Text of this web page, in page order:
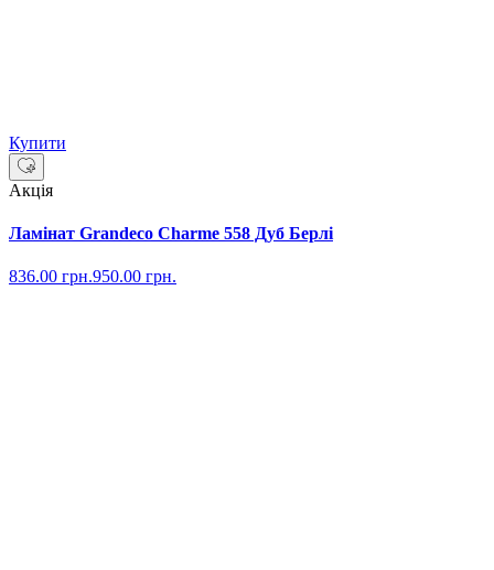
Купити
Акція
Ламінат Grandeco Charme 558 Дуб Берлі
836.00 грн.950.00 грн.